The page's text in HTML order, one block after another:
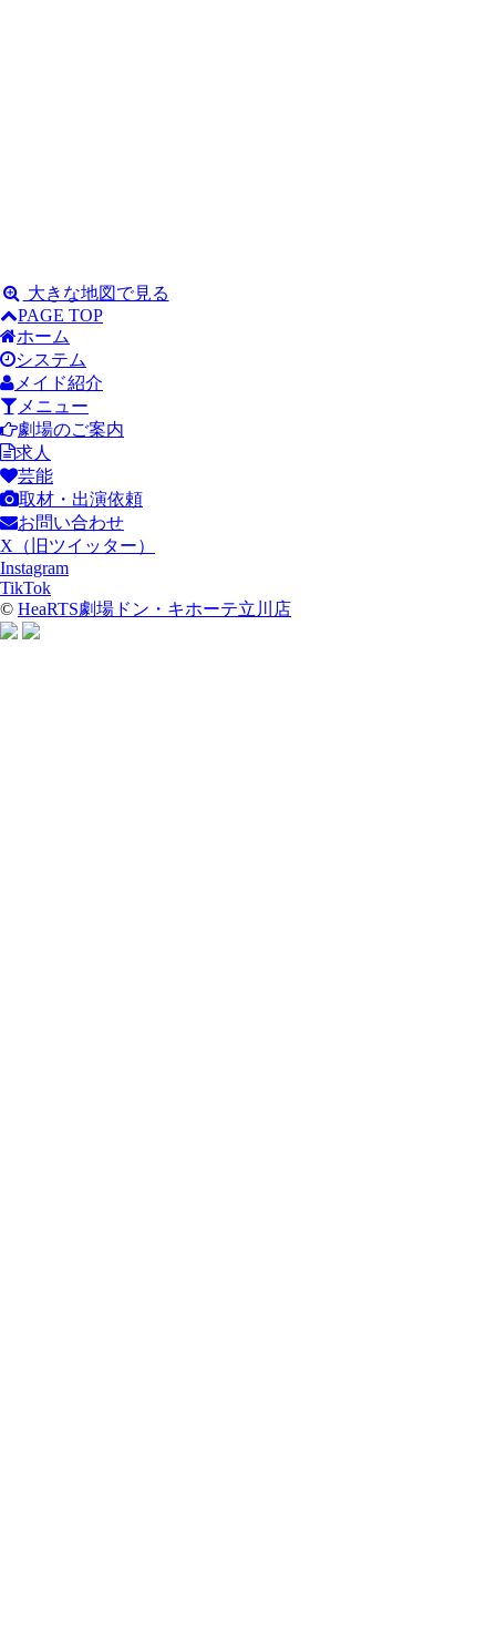
大きな地図で見る
PAGE TOP
ホーム
システム
メイド紹介
メニュー
劇場のご案内
求人
芸能
取材・出演依頼
お問い合わせ
X（旧ツイッター）
Instagram
TikTok
© HeaRTS劇場ドン・キホーテ立川店